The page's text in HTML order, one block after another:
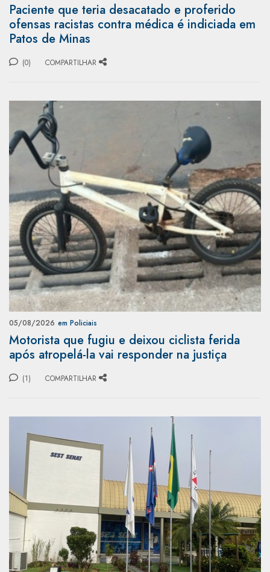
Paciente que teria desacatado e proferido
ofensas racistas contra médica é indiciada em
Patos de Minas
(0) COMPARTILHAR
05/08/2026 em Policiais
Motorista que fugiu e deixou ciclista ferida
após atropelá-la vai responder na justiça
(1) COMPARTILHAR